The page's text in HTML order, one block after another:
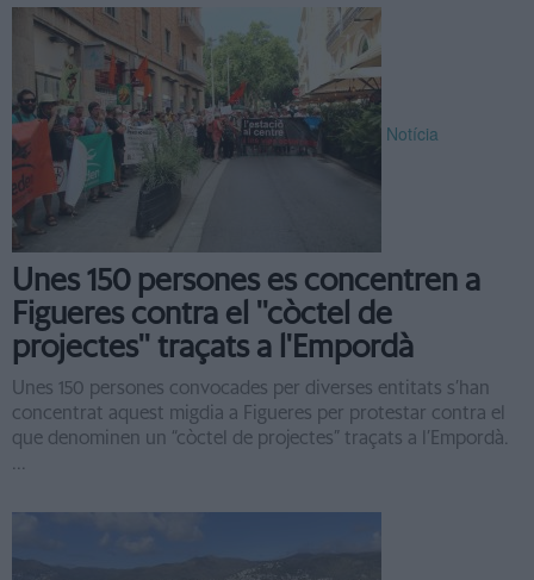
Notícia
Unes 150 persones es concentren a
Figueres contra el ''còctel de
projectes'' traçats a l'Empordà
Unes 150 persones convocades per diverses entitats s’han
concentrat aquest migdia a Figueres per protestar contra el
que denominen un “còctel de projectes” traçats a l’Empordà.